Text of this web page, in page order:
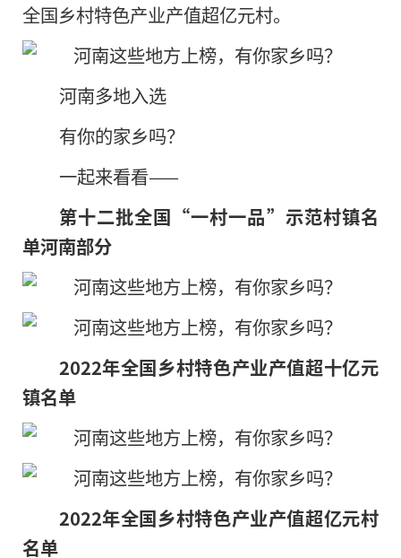
全国乡村特色产业产值超亿元村。
河南多地入选
有你的家乡吗？
一起来看看——
第十二批全国“一村一品”示范村镇名
单河南部分
2022年全国乡村特色产业产值超十亿元
镇名单
2022年全国乡村特色产业产值超亿元村
名单